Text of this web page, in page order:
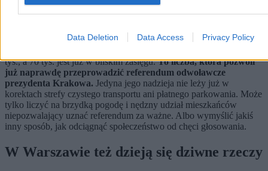
Data Deletion Data Access Privacy Policy
Tymczasem nadal zbierane są podpisy
tys., a 70 tys. jest już w bliskim zasięgu.To liczba, która pozwoli
już naprawdę przeprowadzić referendum odwoławcze
prezydenta Krakowa. Jedyna jego nadzieja nie leży już w
korektach strefy czystego transportu ani płatnego parkowania. Może
tylko liczyć na brzydką pogodę i nędzny udział mieszkańców
niepozwalający uznać referendum za ważne. Albo wymyślić jakiś
inny sposób, jak odciągnąć społeczeństwo od chęci głosowania.
W Warszawie też dzieją się dziwne rzeczy